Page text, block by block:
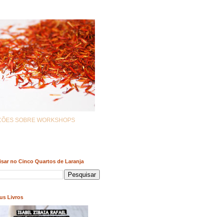
SOBRE WORKSHOPS
no Cinco Quartos de Laranja
Livros